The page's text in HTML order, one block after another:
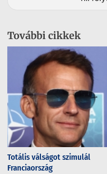
További cikkek
Totális válságot szimulál
Franciaország